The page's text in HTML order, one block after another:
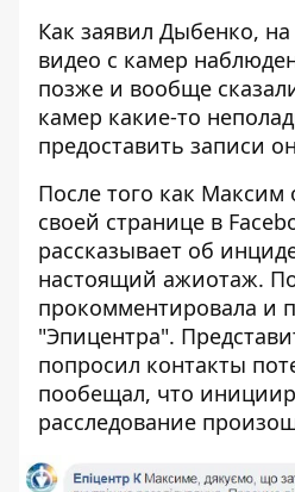
Как заявил Дыбенко,
видео с камер
позже и вообще
камер какие-то
предоставить записи
После того как Максим
своей странице в
рассказывает об
настоящий ажиотаж.
прокомментировала и
"Эпицентра".
попросил контакты
пообещал, что
расследование